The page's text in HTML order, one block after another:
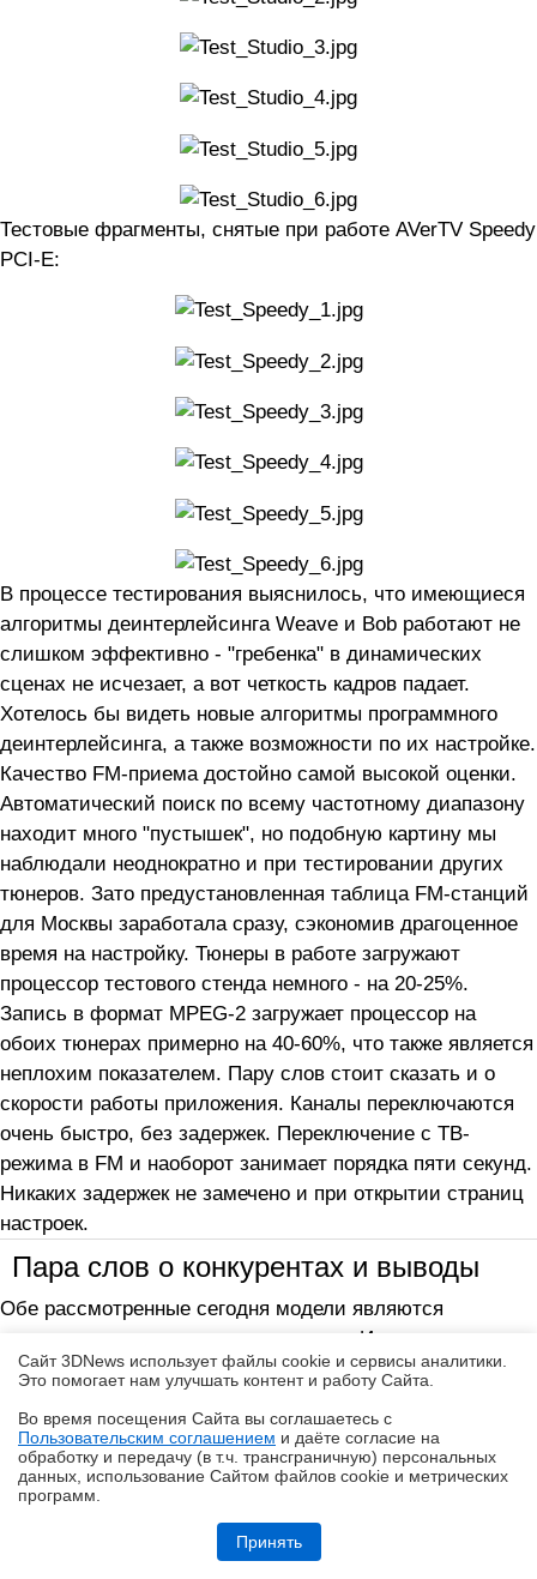
Обзор Midea VCR V15 EVO ULTRA: я просто хорошо убираю любое
Тестовые фрагменты, снятые при работе AVerTV Speedy
PCI-E:
В процессе тестирования выяснилось, что имеющиеся
алгоритмы деинтерлейсинга Weave и Bob работают не
слишком эффективно - "гребенка" в динамических
сценах не исчезает, а вот четкость кадров падает.
Хотелось бы видеть новые алгоритмы программного
деинтерлейсинга, а также возможности по их настройке.
Качество FM-приема достойно самой высокой оценки.
Автоматический поиск по всему частотному диапазону
находит много "пустышек", но подобную картину мы
наблюдали неоднократно и при тестировании других
тюнеров. Зато предустановленная таблица FM-станций
для Москвы заработала сразу, сэкономив драгоценное
время на настройку. Тюнеры в работе загружают
процессор тестового стенда немного - на 20-25%.
Запись в формат MPEG-2 загружает процессор на
обоих тюнерах примерно на 40-60%, что также является
неплохим показателем. Пару слов стоит сказать и о
скорости работы приложения. Каналы переключаются
очень быстро, без задержек. Переключение с ТВ-
режима в FM и наоборот занимает порядка пяти секунд.
Никаких задержек не замечено и при открытии страниц
настроек.
Пара слов о конкурентах и выводы
Обе рассмотренные сегодня модели являются
тюнерами самого начального уровня. Их аппаратная
база предельно проста: PCI-модель оборудована
старым 9-битным декодером, а модель на шине PCI
Express даже не позволяет принимать RDS-сообщения.
На фоне всевозможных гибридов и даже "двухголовых"
ТВ-тюнеров, которые есть сегодня и в арсенале
AVerMedia, появление таких предельно простых новинок
сразу бросается в глаза. Но вкупе с новым
Сайт 3DNews использует файлы cookie и сервисы аналитики.
Это помогает нам улучшать контент и работу Cайта.
Во время посещения Cайта вы соглашаетесь с
Пользовательским соглашением и даёте согласие на
обработку и передачу (в т.ч. трансграничную) персональных
данных, использование Cайтом файлов cookie и метрических
программ.
Принять